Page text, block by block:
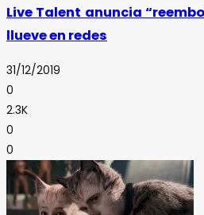
Live Talent anuncia
llueve en redes
31/12/2019
0
2.3K
0
0